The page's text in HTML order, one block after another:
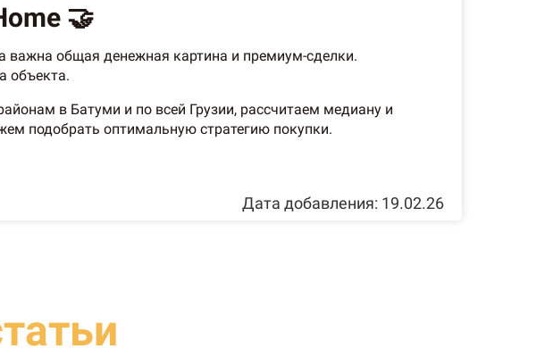
🤝
общая денежная картина и премиум-сделки.
объекта.
в Батуми и по всей Грузии, рассчитаем медиану и
подобрать оптимальную стратегию покупки.
Дата добавления: 19.02.26